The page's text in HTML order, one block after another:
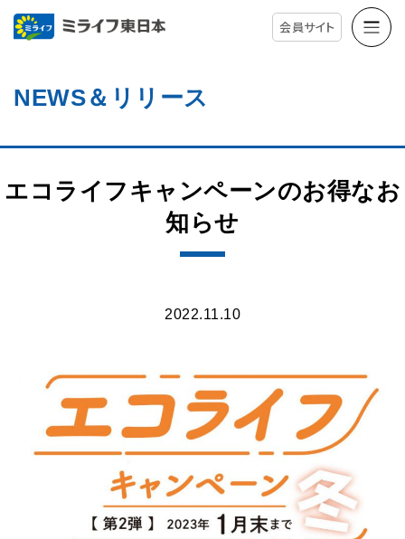
会員サイト
NEWS＆リリース
エコライフキャンペーンのお得なお
知らせ
2022.11.10